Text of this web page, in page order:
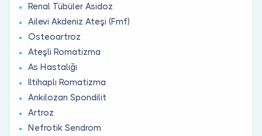
Renal Tübüler Asidoz
Ailevi Akdeniz Ateşi (Fmf)
Osteoartroz
Ateşli Romatizma
As Hastalığı
İltihaplı Romatizma
Ankilozan Spondilit
Artroz
Nefrotik Sendrom